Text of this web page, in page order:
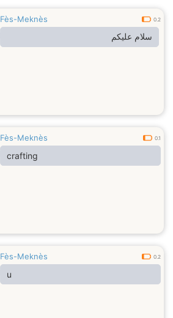
Fès-Meknès 0.2
سلام عليكم
Fès-Meknès 0.1
crafting
Fès-Meknès 0.2
u